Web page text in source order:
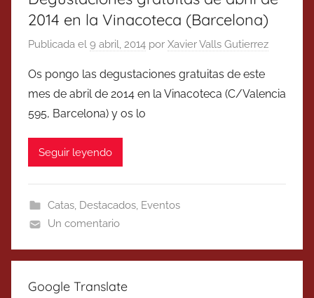
2014 en la Vinacoteca (Barcelona)
Publicada el 9 abril, 2014 por Xavier Valls Gutierrez
Os pongo las degustaciones gratuitas de este
mes de abril de 2014 en la Vinacoteca (C/Valencia
595, Barcelona) y os lo
Seguir leyendo
Catas, Destacados, Eventos
Un comentario
Google Translate